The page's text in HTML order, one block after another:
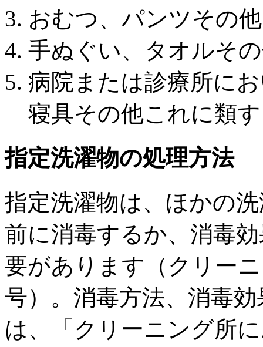
おむつ、パンツその
手ぬぐい、タオルそ
病院または診療所に
寝具その他これに類
指定洗濯物の処理方法
指定洗濯物は、ほかの
前に消毒するか、消毒
要があります（クリー
号）。消毒方法、消毒
は、「クリーニング所